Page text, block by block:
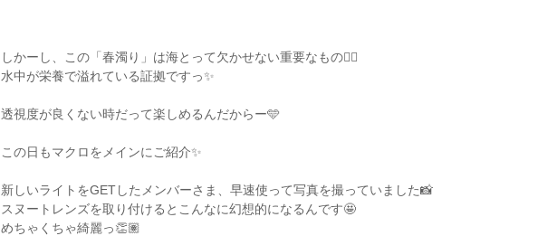
しかーし、この「春濁り」は海とって欠かせない重要なもの☝🏽
水中が栄養で溢れている証拠ですっ✨
透視度が良くない時だって楽しめるんだからー🩵
この日もマクロをメインにご紹介✨
新しいライトをGETしたメンバーさま、早速使って写真を撮っていました📸
スヌートレンズを取り付けるとこんなに幻想的になるんです🤩
めちゃくちゃ綺麗っ👏🏽